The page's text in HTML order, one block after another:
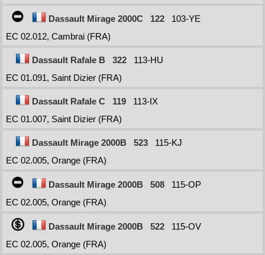
Dassault Mirage 2000C 122
103-YE
EC 02.012, Cambrai (FRA)
Dassault Rafale B 322
113-HU
EC 01.091, Saint Dizier (FRA)
Dassault Rafale C 119
113-IX
EC 01.007, Saint Dizier (FRA)
Dassault Mirage 2000B 523
115-KJ
EC 02.005, Orange (FRA)
Dassault Mirage 2000B 508
115-OP
EC 02.005, Orange (FRA)
Dassault Mirage 2000B 522
115-OV
EC 02.005, Orange (FRA)